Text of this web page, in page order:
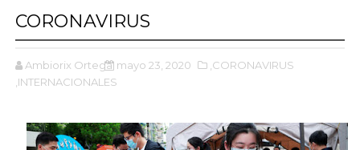
CORONAVIRUS
Ambiorix Ortega mayo 23, 2020
,CORONAVIRUS
,INTERNACIONALES